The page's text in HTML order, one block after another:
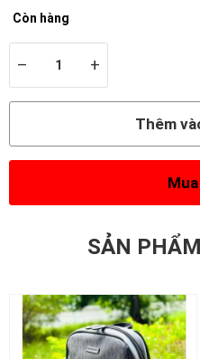
Còn hàng
– +
Thêm
SẢN